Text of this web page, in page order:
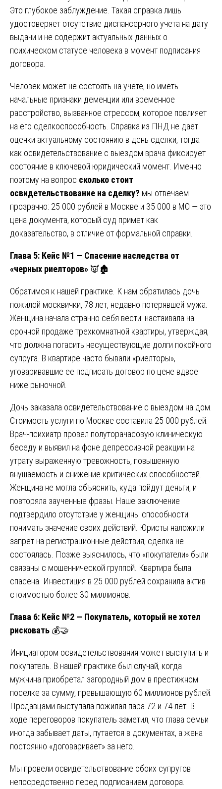
Это глубокое заблуждение. Такая справка лишь
удостоверяет отсутствие диспансерного учета на дату
выдачи и не содержит актуальных данных о
психическом статусе человека в момент подписания
договора.
Человек может не состоять на учете, но иметь
начальные признаки деменции или временное
расстройство, вызванное стрессом, которое повлияет
на его сделкоспособность. Справка из ПНД не дает
оценки актуальному состоянию в день сделки, тогда
как освидетельствование с выездом врача фиксирует
состояние в ключевой юридический момент. Именно
поэтому на вопрос сколько стоит
освидетельствование на сделку? мы отвечаем
прозрачно: 25 000 рублей в Москве и 35 000 в МО — это
цена документа, который суд примет как
доказательство, в отличие от формальной справки.
Глава 5: Кейс №1 — Спасение наследства от
«черных риелторов» 👿🏚️
Обратимся к нашей практике. К нам обратилась дочь
пожилой москвички, 78 лет, недавно потерявшей мужа.
Женщина начала странно себя вести: настаивала на
срочной продаже трехкомнатной квартиры, утверждая,
что должна погасить несуществующие долги покойного
супруга. В квартире часто бывали «риелторы»,
уговаривавшие ее подписать договор по цене вдвое
ниже рыночной.
Дочь заказала освидетельствование с выездом на дом.
Стоимость услуги по Москве составила 25 000 рублей.
Врач-психиатр провел полуторачасовую клиническую
беседу и выявил на фоне депрессивной реакции на
утрату выраженную тревожность, повышенную
внушаемость и снижение критических способностей.
Женщина не могла объяснить, куда пойдут деньги, и
повторяла заученные фразы. Наше заключение
подтвердило отсутствие у женщины способности
понимать значение своих действий. Юристы наложили
запрет на регистрационные действия, сделка не
состоялась. Позже выяснилось, что «покупатели» были
связаны с мошеннической группой. Квартира была
спасена. Инвестиция в 25 000 рублей сохранила актив
стоимостью более 30 миллионов.
Глава 6: Кейс №2 — Покупатель, который не хотел
рисковать 💰🤝
Инициатором освидетельствования может выступить и
покупатель. В нашей практике был случай, когда
мужчина приобретал загородный дом в престижном
поселке за сумму, превышающую 60 миллионов рублей.
Продавцами выступала пожилая пара 72 и 74 лет. В
ходе переговоров покупатель заметил, что глава семьи
иногда забывает даты, путается в документах, а жена
постоянно «договаривает» за него.
Мы провели освидетельствование обоих супругов
непосредственно перед подписанием договора.